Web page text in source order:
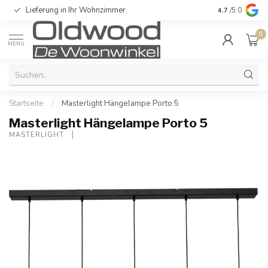
Lieferung in Ihr Wohnzimmer Qualität und
4.7 /5.0
MENU
0
Startseite / Masterlight Hängelampe Porto 5
Masterlight Hängelampe Porto 5
MASTERLIGHT